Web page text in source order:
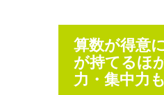
算数が得意
が持てるほ
力・集中力